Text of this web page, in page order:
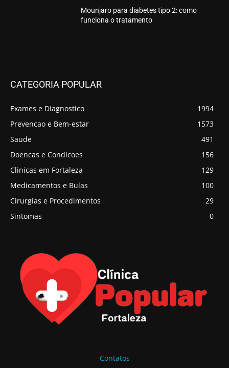
Mounjaro para diabetes tipo 2: como
funciona o tratamento
CATEGORIA POPULAR
Exames e Diagnostico
1994
Prevencao e Bem-estar
1573
Saude
491
Doencas e Condicoes
156
Clinicas em Fortaleza
129
Medicamentos e Bulas
100
Cirurgias e Procedimentos
29
Sintomas
0
Contatos